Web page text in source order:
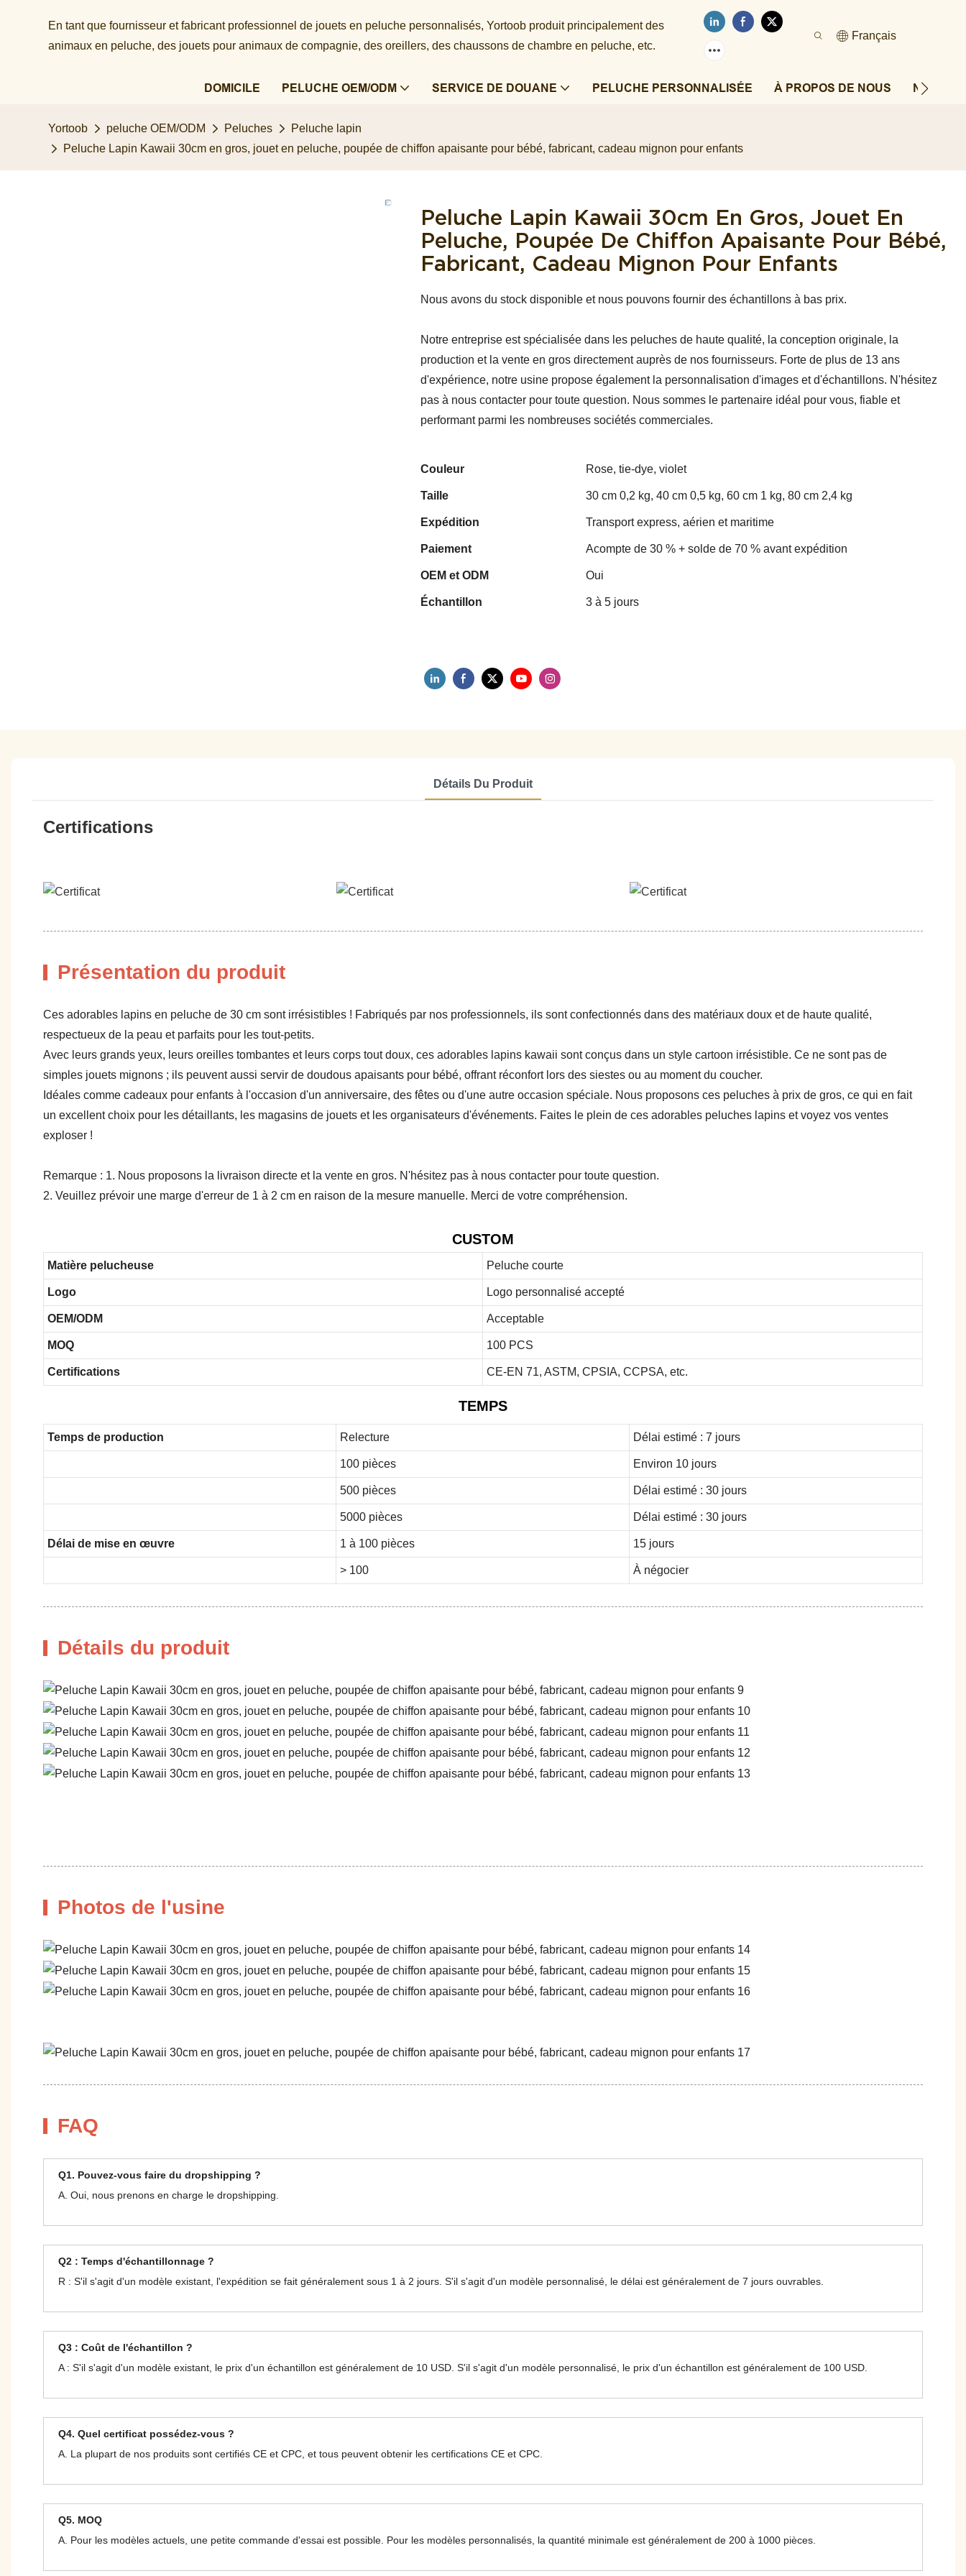
En tant que fournisseur et fabricant professionnel de jouets en peluche personnalisés, Yortoob produit principalement des
animaux en peluche, des jouets pour animaux de compagnie, des oreillers, des chaussons de chambre en peluche, etc.
Français
DOMICILE PELUCHE OEM/ODM SERVICE DE DOUANE PELUCHE PERSONNALISÉE À PROPOS DE NOUS
Yortoob peluche OEM/ODM Peluches
Peluche lapin
Peluche Lapin Kawaii 30cm en gros, jouet en peluche, poupée de chiffon apaisante pour bébé, fabricant, cadeau mignon pour enfants
Peluche Lapin Kawaii 30cm En Gros, Jouet En
Peluche, Poupée De Chiffon Apaisante Pour Bébé,
Fabricant, Cadeau Mignon Pour Enfants
Nous avons du stock disponible et nous pouvons fournir des échantillons à bas prix.
Notre entreprise est spécialisée dans les peluches de haute qualité, la conception originale, la
production et la vente en gros directement auprès de nos fournisseurs. Forte de plus de 13 ans
d'expérience, notre usine propose également la personnalisation d'images et d'échantillons. N'hésitez
pas à nous contacter pour toute question. Nous sommes le partenaire idéal pour vous, fiable et
performant parmi les nombreuses sociétés commerciales.
Couleur Rose, tie-dye, violet
Taille 30 cm 0,2 kg, 40 cm 0,5 kg, 60 cm 1 kg, 80 cm 2,4 kg
Expédition Transport express, aérien et maritime
Paiement Acompte de 30 % + solde de 70 % avant expédition
OEM et ODM Oui
Échantillon 3 à 5 jours
Détails Du Produit
Certifications
Présentation du produit
Ces adorables lapins en peluche de 30 cm sont irrésistibles ! Fabriqués par nos professionnels, ils sont confectionnés dans des matériaux doux et de haute qualité,
respectueux de la peau et parfaits pour les tout-petits.
Avec leurs grands yeux, leurs oreilles tombantes et leurs corps tout doux, ces adorables lapins kawaii sont conçus dans un style cartoon irrésistible. Ce ne sont pas de
simples jouets mignons ; ils peuvent aussi servir de doudous apaisants pour bébé, offrant réconfort lors des siestes ou au moment du coucher.
Idéales comme cadeaux pour enfants à l'occasion d'un anniversaire, des fêtes ou d'une autre occasion spéciale. Nous proposons ces peluches à prix de gros, ce qui en fait
un excellent choix pour les détaillants, les magasins de jouets et les organisateurs d'événements. Faites le plein de ces adorables peluches lapins et voyez vos ventes
exploser !
Remarque : 1. Nous proposons la livraison directe et la vente en gros. N'hésitez pas à nous contacter pour toute question.
2. Veuillez prévoir une marge d'erreur de 1 à 2 cm en raison de la mesure manuelle. Merci de votre compréhension.
CUSTOM
Matière pelucheuse Peluche courte
Logo Logo personnalisé accepté
OEM/ODM Acceptable
MOQ 100 PCS
Certifications CE-EN 71, ASTM, CPSIA, CCPSA, etc.
TEMPS
Temps de production Relecture Délai estimé : 7 jours
100 pièces Environ 10 jours
500 pièces Délai estimé : 30 jours
5000 pièces Délai estimé : 30 jours
Délai de mise en œuvre 1 à 100 pièces 15 jours
> 100 À négocier
Détails du produit
Photos de l'usine
FAQ
Q1. Pouvez-vous faire du dropshipping ?
A. Oui, nous prenons en charge le dropshipping.
Q2 : Temps d'échantillonnage ?
R : S'il s'agit d'un modèle existant, l'expédition se fait généralement sous 1 à 2 jours. S'il s'agit d'un modèle personnalisé, le délai est généralement de 7 jours ouvrables.
Q3 : Coût de l'échantillon ?
A : S'il s'agit d'un modèle existant, le prix d'un échantillon est généralement de 10 USD. S'il s'agit d'un modèle personnalisé, le prix d'un échantillon est généralement de 100 USD.
Q4. Quel certificat possédez-vous ?
A. La plupart de nos produits sont certifiés CE et CPC, et tous peuvent obtenir les certifications CE et CPC.
Q5. MOQ
A. Pour les modèles actuels, une petite commande d'essai est possible. Pour les modèles personnalisés, la quantité minimale est généralement de 200 à 1000 pièces.